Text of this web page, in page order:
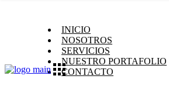
INICIO
NOSOTROS
SERVICIOS
NUESTRO PORTAFOLIO
CONTACTO